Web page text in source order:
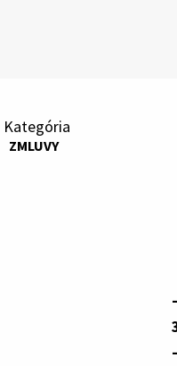
Kategória
ZMLUVY